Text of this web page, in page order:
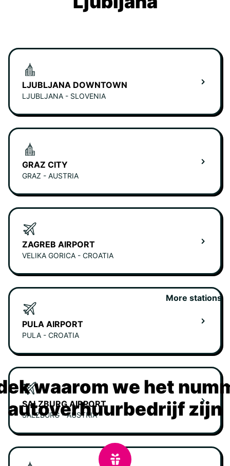
LJUBLJANA DOWNTOWN
LJUBLJANA - SLOVENIA
GRAZ CITY
GRAZ - AUSTRIA
ZAGREB AIRPORT
VELIKA GORICA - CROATIA
PULA AIRPORT
PULA - CROATIA
SALZBURG AIRPORT
SALZBURG - AUSTRIA
More stations
waarom we het
autoverhuurbedrijf zijn